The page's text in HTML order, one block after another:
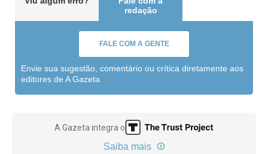
redação
FALE COM A GENTE
Envie sua sugestão, comentário ou crítica diretamente aos
editores de A Gazeta
A Gazeta integra o
Saiba mais